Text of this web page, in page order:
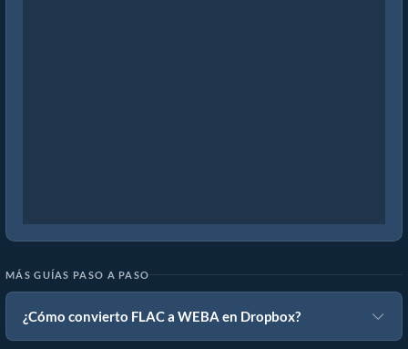
MÁS GUÍAS PASO A PASO
¿Cómo convierto FLAC a WEBA en Dropbox?